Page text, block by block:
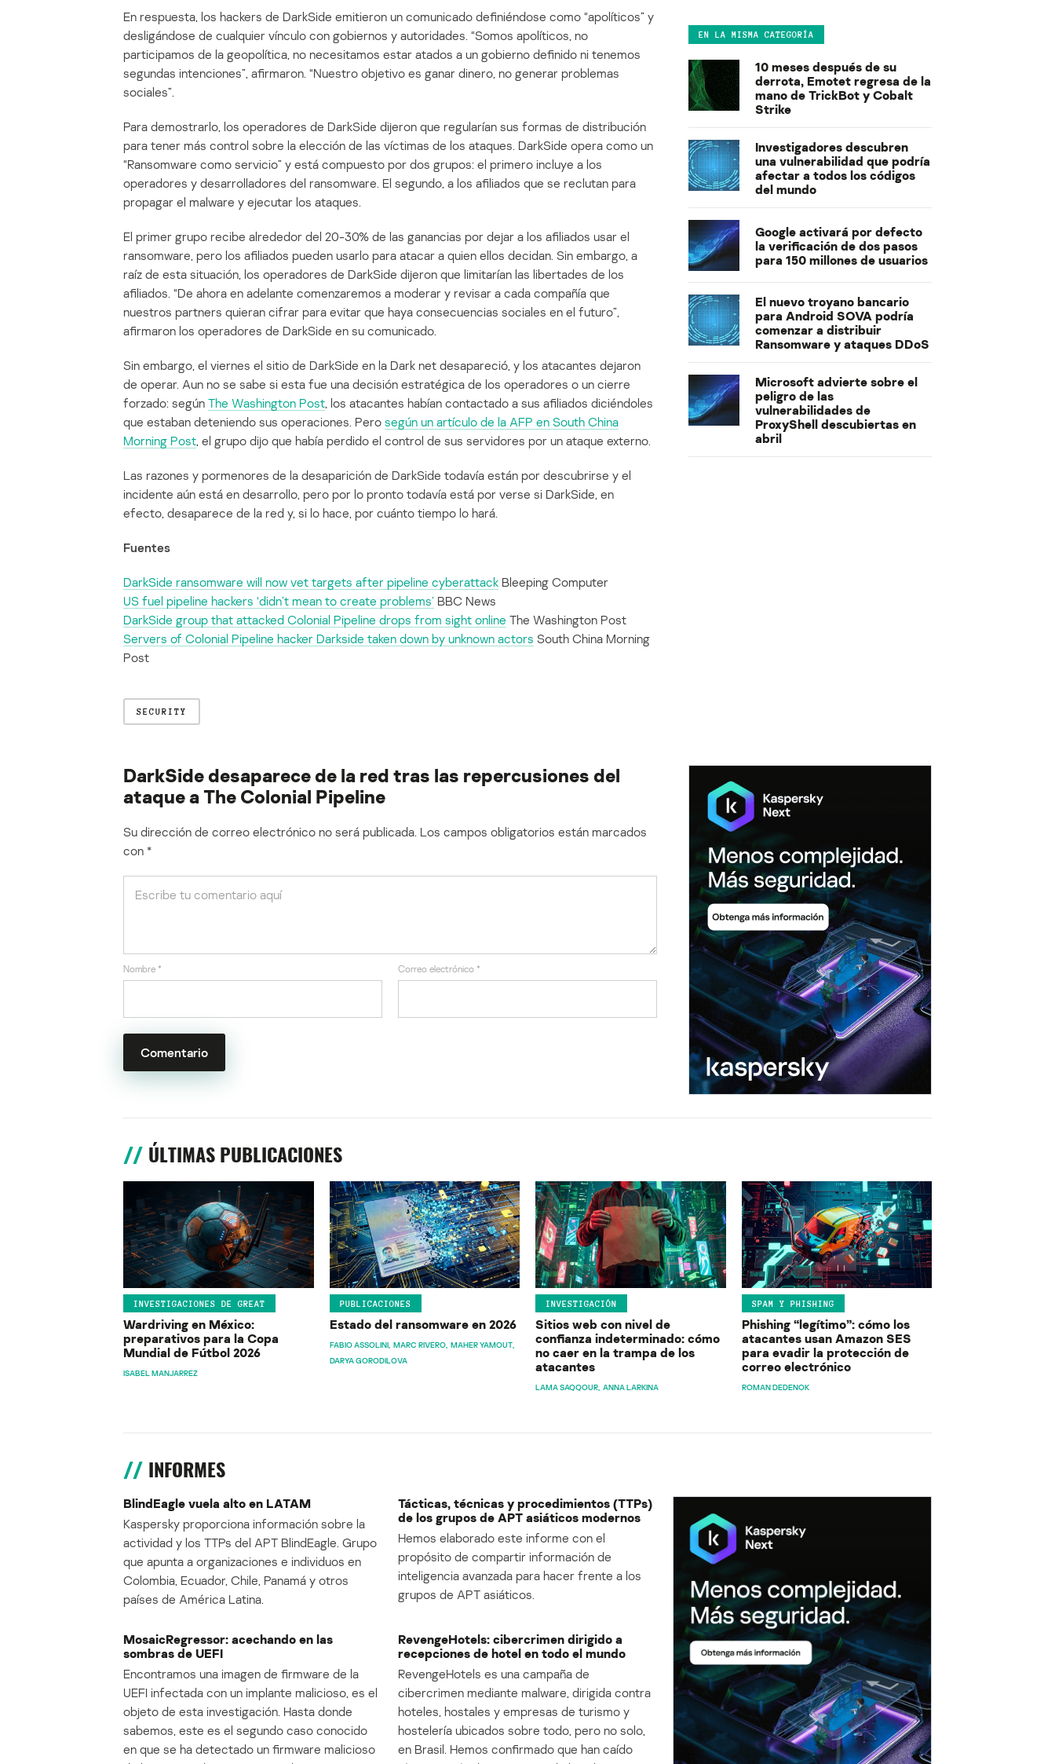
En respuesta, los hackers de DarkSide emitieron un comunicado definiéndose como “apolíticos” y
desligándose de cualquier vínculo con gobiernos y autoridades. “Somos apolíticos, no
participamos de la geopolítica, no necesitamos estar atados a un gobierno definido ni tenemos
segundas intenciones”, afirmaron. “Nuestro objetivo es ganar dinero, no generar problemas
sociales”.
Para demostrarlo, los operadores de DarkSide dijeron que regularían sus formas de distribución
para tener más control sobre la elección de las víctimas de los ataques. DarkSide opera como un
“Ransomware como servicio” y está compuesto por dos grupos: el primero incluye a los
operadores y desarrolladores del ransomware. El segundo, a los afiliados que se reclutan para
propagar el malware y ejecutar los ataques.
El primer grupo recibe alrededor del 20-30% de las ganancias por dejar a los afiliados usar el
ransomware, pero los afiliados pueden usarlo para atacar a quien ellos decidan. Sin embargo, a
raíz de esta situación, los operadores de DarkSide dijeron que limitarían las libertades de los
afiliados. “De ahora en adelante comenzaremos a moderar y revisar a cada compañía que
nuestros partners quieran cifrar para evitar que haya consecuencias sociales en el futuro”,
afirmaron los operadores de DarkSide en su comunicado.
Sin embargo, el viernes el sitio de DarkSide en la Dark net desapareció, y los atacantes dejaron
de operar. Aun no se sabe si esta fue una decisión estratégica de los operadores o un cierre
forzado: según The Washington Post, los atacantes habían contactado a sus afiliados diciéndoles
que estaban deteniendo sus operaciones. Pero según un artículo de la AFP en South China
Morning Post, el grupo dijo que había perdido el control de sus servidores por un ataque externo.
Las razones y pormenores de la desaparición de DarkSide todavía están por descubrirse y el
incidente aún está en desarrollo, pero por lo pronto todavía está por verse si DarkSide, en
efecto, desaparece de la red y, si lo hace, por cuánto tiempo lo hará.
Fuentes
DarkSide ransomware will now vet targets after pipeline cyberattack Bleeping Computer
US fuel pipeline hackers ‘didn’t mean to create problems’ BBC News
DarkSide group that attacked Colonial Pipeline drops from sight online The Washington Post
Servers of Colonial Pipeline hacker Darkside taken down by unknown actors South China Morning
Post
SECURITY
DarkSide desaparece de la red tras las repercusiones del
ataque a The Colonial Pipeline
Su dirección de correo electrónico no será publicada. Los campos obligatorios están marcados
con *
Nombre * Correo electrónico *
EN LA MISMA CATEGORÍA
10 meses después de su
derrota, Emotet regresa de la
mano de TrickBot y Cobalt
Strike
Investigadores descubren
una vulnerabilidad que podría
afectar a todos los códigos
del mundo
Google activará por defecto
la verificación de dos pasos
para 150 millones de usuarios
El nuevo troyano bancario
para Android SOVA podría
comenzar a distribuir
Ransomware y ataques DDoS
Microsoft advierte sobre el
peligro de las
vulnerabilidades de
ProxyShell descubiertas en
abril
ÚLTIMAS PUBLICACIONES
INVESTIGACIONES DE GREAT
Wardriving en México:
preparativos para la Copa
Mundial de Fútbol 2026
ISABEL MANJARREZ
PUBLICACIONES
Estado del ransomware en 2026
FABIO ASSOLINI MARC RIVERO MAHER YAMOUT
DARYA GORODILOVA
INVESTIGACIÓN
Sitios web con nivel de
confianza indeterminado: cómo
no caer en la trampa de los
atacantes
LAMA SAQQOUR ANNA LARKINA
SPAM Y PHISHING
Phishing “legítimo”: cómo los
atacantes usan Amazon SES
para evadir la protección de
correo electrónico
ROMAN DEDENOK
INFORMES
BlindEagle vuela alto en LATAM
Kaspersky proporciona información sobre la
actividad y los TTPs del APT BlindEagle. Grupo
que apunta a organizaciones e individuos en
Colombia, Ecuador, Chile, Panamá y otros
países de América Latina.
Tácticas, técnicas y procedimientos (TTPs)
de los grupos de APT asiáticos modernos
Hemos elaborado este informe con el
propósito de compartir información de
inteligencia avanzada para hacer frente a los
grupos de APT asiáticos.
MosaicRegressor: acechando en las
sombras de UEFI
Encontramos una imagen de firmware de la
UEFI infectada con un implante malicioso, es el
objeto de esta investigación. Hasta donde
sabemos, este es el segundo caso conocido
en que se ha detectado un firmware malicioso
RevengeHotels: cibercrimen dirigido a
recepciones de hotel en todo el mundo
RevengeHotels es una campaña de
cibercrimen mediante malware, dirigida contra
hoteles, hostales y empresas de turismo y
hostelería ubicados sobre todo, pero no solo,
en Brasil. Hemos confirmado que han caído